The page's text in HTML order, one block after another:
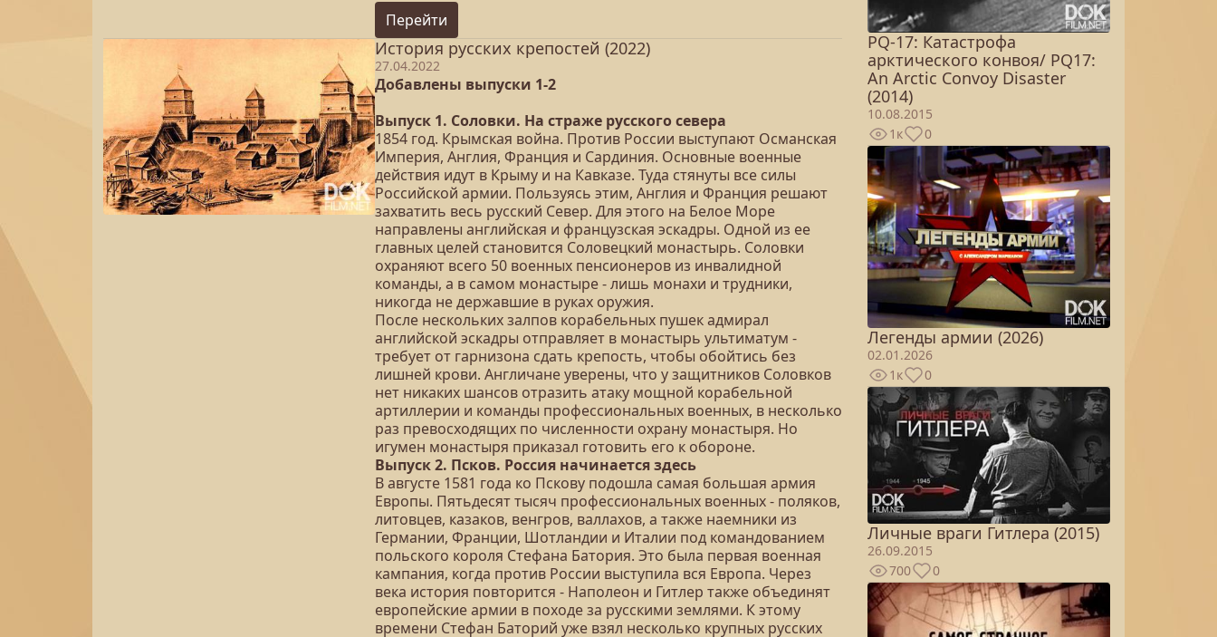
Перейти
История русских крепостей (2022)
27.04.2022
Добавлены выпуски 1-2
Выпуск 1. Соловки. На страже русского севера
1854 год. Крымская война. Против России выступают Османская
Империя, Англия, Франция и Сардиния. Основные военные
действия идут в Крыму и на Кавказе. Туда стянуты все силы
Российской армии. Пользуясь этим, Англия и Франция решают
захватить весь русский Север. Для этого на Белое Море
направлены английская и французская эскадры. Одной из ее
главных целей становится Соловецкий монастырь. Соловки
охраняют всего 50 военных пенсионеров из инвалидной
команды, а в самом монастыре - лишь монахи и трудники,
никогда не державшие в руках оружия.
После нескольких залпов корабельных пушек адмирал
английской эскадры отправляет в монастырь ультиматум -
требует от гарнизона сдать крепость, чтобы обойтись без
лишней крови. Англичане уверены, что у защитников Соловков
нет никаких шансов отразить атаку мощной корабельной
артиллерии и команды профессиональных военных, в несколько
раз превосходящих по численности охрану монастыря. Но
игумен монастыря приказал готовить его к обороне.
Выпуск 2. Псков. Россия начинается здесь
В августе 1581 года ко Пскову подошла самая большая армия
Европы. Пятьдесят тысяч профессиональных военных - поляков,
литовцев, казаков, венгров, валлахов, а также наемники из
Германии, Франции, Шотландии и Италии под командованием
польского короля Стефана Батория. Это была первая военная
кампания, когда против России выступила вся Европа. Через
века история повторится - Наполеон и Гитлер также объединят
европейские армии в походе за русскими землями. К этому
времени Стефан Баторий уже взял несколько крупных русских
PQ-17: Катастрофа
арктического конвоя/ PQ17:
An Arctic Convoy Disaster
(2014)
10.08.2015
1к
0
Легенды армии (2026)
02.01.2026
1к
0
Личные враги Гитлера (2015)
26.09.2015
700
0